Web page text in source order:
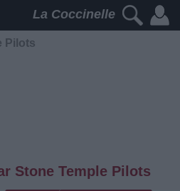
La Coccinelle
Pilots
Stone Temple Pilots